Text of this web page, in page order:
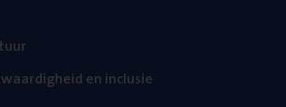
en inclusie